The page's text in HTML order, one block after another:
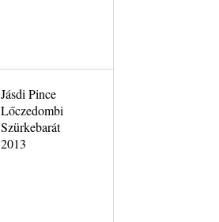
Jásdi Pince
Lőczedombi
Szürkebarát
2013